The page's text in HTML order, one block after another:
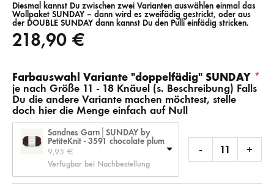
Diesmal kannst Du zwischen zwei Varianten auswählen einmal das
Wollpaket SUNDAY – dann wird es zweifädig gestrickt, oder aus
der DOUBLE SUNDAY dann kannst Du den Pulli einfädig stricken.
218,90 €
Farbauswahl Variante "doppelfädig" SUNDAY
je nach Größe 11 - 18 Knäuel (s. Beschreibung) Falls
Du die andere Variante machen möchtest, stelle
doch hier die Menge einfach auf Null
Sandnes Garn│SUNDAY by
PetiteKnit - 3591 chocolate plum
9,95 €
Verfügbar bei Nachbestellung
- +